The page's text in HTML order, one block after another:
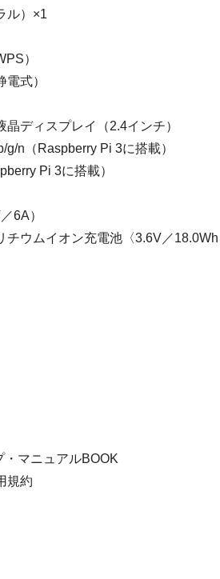
×1
）
）
プレイ（2.4インチ）
n（Raspberry Pi 3に搭載）
3に搭載）
）
ン充電池〈3.6V／18.0Wh
・マニュアルBOOK
規約